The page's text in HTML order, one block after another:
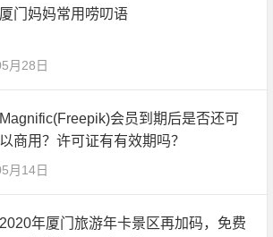
厦门妈妈常用唠叨语
月28日
Magnific(Freepik)会员到期后是否还可
以商用？许可证有有效期吗？
月14日
2020年厦门旅游年卡景区再加码，免费